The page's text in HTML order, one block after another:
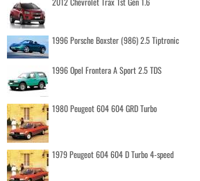
1996 Porsche Boxster (986) 2.5 Tiptronic
1996 Opel Frontera A Sport 2.5 TDS
1980 Peugeot 604 604 GRD Turbo
1979 Peugeot 604 604 D Turbo 4-speed